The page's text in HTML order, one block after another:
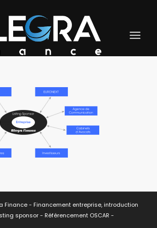
Finance - Financement entreprise, introduction
sponsor - Référencement OSCAR -